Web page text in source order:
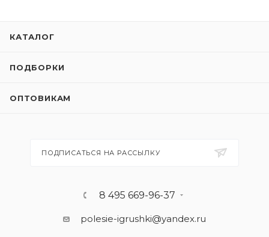
КАТАЛОГ
ПОДБОРКИ
ОПТОВИКАМ
ПОДПИСАТЬСЯ НА РАССЫЛКУ
8 495 669-96-37
polesie-igrushki@yandex.ru